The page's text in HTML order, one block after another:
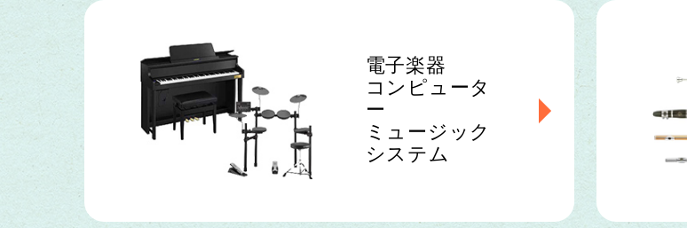
電子楽器
コンピュータ
ー
ミュージック
システム